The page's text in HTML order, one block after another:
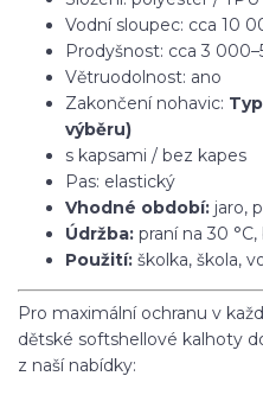
Vodní sloupec: cca 10
Prodyšnost: cca 3
Větruodolnost: ano
Zakončení nohavic:
výběru)
s kapsami / bez kapes
Pas: elastický
Vhodné období: jaro,
Údržba: praní na 30
Použití: školka, škola,
Pro maximální ochranu v
dětské softshellové kalhoty
z naší nabídky: